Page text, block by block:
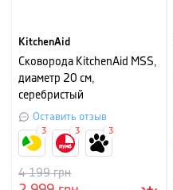
KitchenAid
Сковорода KitchenAid MSS,
диаметр 20 см,
серебристый
Оставить отзыв
4 199грн
3 3 3